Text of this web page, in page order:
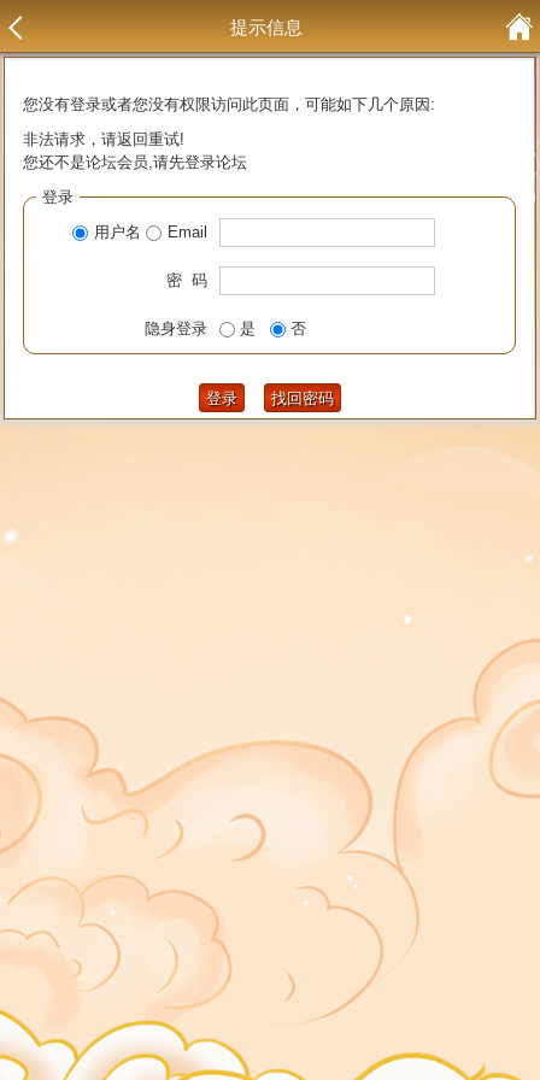
提示信息
您没有登录或者您没有权限访问此页面，可能如下几个原因:
非法请求，请返回重试!
您还不是论坛会员,请先登录论坛
登录
用户名
Email
密 码
隐身登录 是 否